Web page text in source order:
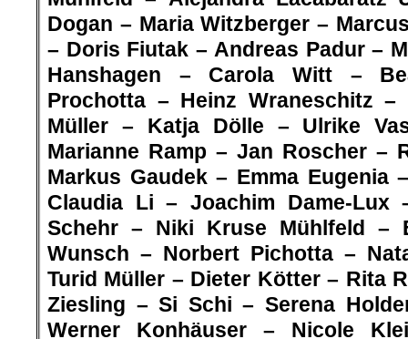
Dogan – Maria Witzberger –
– Doris Fiutak – Andreas Padur –
Hanshagen – Carola Witt –
Prochotta – Heinz Wraneschitz
Müller – Katja Dölle – Ulrike
Marianne Ramp – Jan Roscher –
Markus Gaudek – Emma Eugenia
Claudia Li – Joachim Dame-Lux
Schehr – Niki Kruse Mühlfeld –
Wunsch – Norbert Pichotta –
Turid Müller – Dieter Kötter – Rita
Ziesling – Si Schi – Serena
Werner Konhäuser – Nicole